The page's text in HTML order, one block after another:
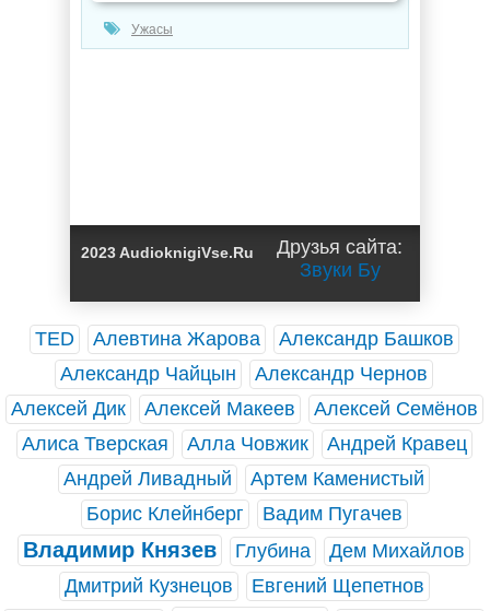
Ужасы
2023 AudioknigiVse.Ru
Друзья сайта:
Звуки Бу
TED Алевтина Жарова
Александр Башков
Александр Чайцын
Александр Чернов
Алексей Дик
Алексей Макеев
Алексей Семёнов
Алиса Тверская
Алла Човжик
Андрей Кравец
Андрей Ливадный
Артем Каменистый
Борис Клейнберг
Вадим Пугачев
Владимир Князев Глубина
Дем Михайлов
Дмитрий Кузнецов
Евгений Щепетнов